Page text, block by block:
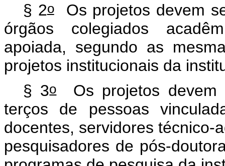
§ 2oOs projetos devem
órgãos colegiados
apoiada, segundo as
projetos institucionais da
§ 3oOs projetos devem
terços de pessoas
docentes, servidores técnico-
pesquisadores de pós-